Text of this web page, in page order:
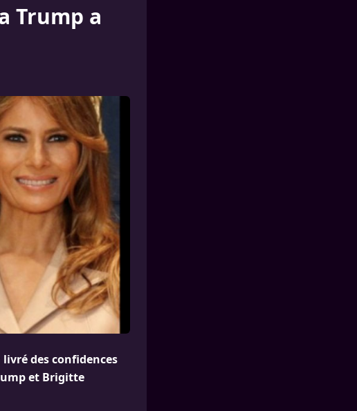
Trump a
des confidences
et Brigitte